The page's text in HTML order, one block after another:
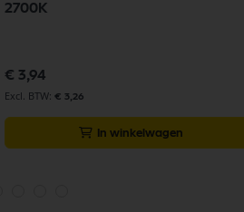
2700K
€ 3,94
€ 3,26
In winkelwagen